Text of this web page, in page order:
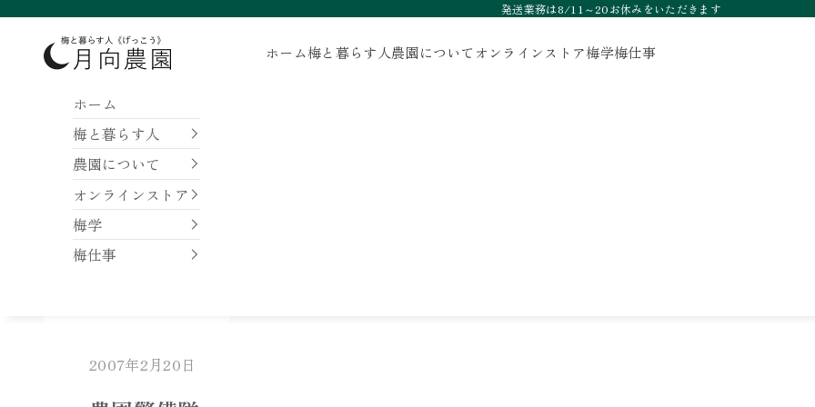
発送業務は8/11～20お休みをいただきます
月向農園 ホーム梅と暮らす人農園について オンラインストア梅学梅仕事
ホーム
梅と暮らす人
農園について
オンラインストア
梅学
梅仕事
2007年2月20日